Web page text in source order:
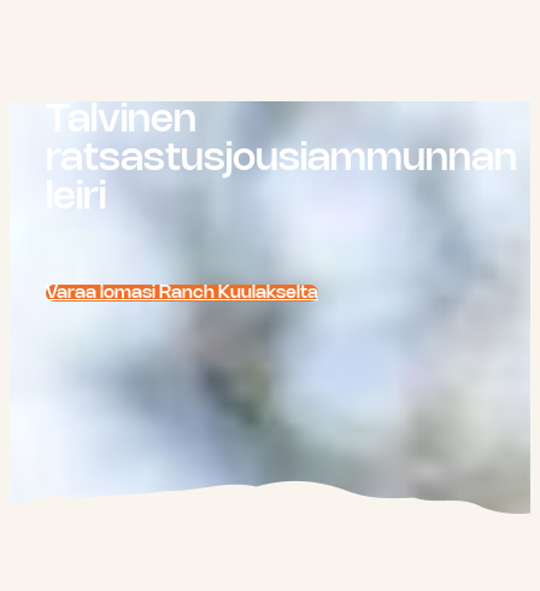
Talvinen
ratsastusjousiammunnan
leiri
Varaa lomasi Ranch Kuulakselta